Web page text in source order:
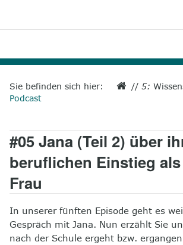
2
Aktuelles
3
Wir über uns
Unsere Leistungen
5
Wissenswertes
6Unterstützen
7
Presse
Sie befinden sich hier: //5:
Podcast
#05 Jana (Teil 2) über
beruflichen Einstieg
Frau
In unserer fünften Episode geht es
Gespräch mit Jana. Nun erzählt Sie
nach der Schule ergeht bzw.